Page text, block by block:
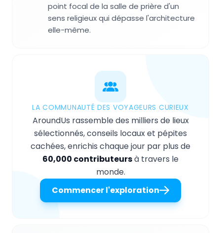
point focal de la salle de prière d'un
sens religieux qui dépasse l'architecture
elle-même.
LA COMMUNAUTÉ DES VOYAGEURS CURIEUX
AroundUs rassemble des milliers de lieux
sélectionnés, conseils locaux et pépites
cachées, enrichis chaque jour par plus de
60,000 contributeursà travers le
monde.
Commencer l'exploration